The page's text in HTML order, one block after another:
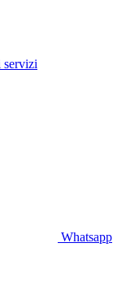
servizi
Whatsapp